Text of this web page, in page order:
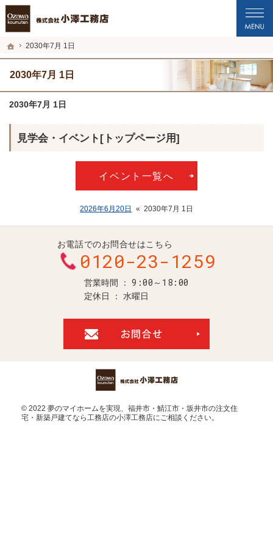
ホーム
2030年7月 1日
2030年7月 1日
プロの目線からご提案。福井市・鯖江市・坂井市の注文住宅・新築戸建てを手が
福井市・鯖江市・坂井市の新築・注文住宅・新築戸建てを手がける工務店なら小澤
2030年7月 1日
見学会・イベント[トップページ用]
イベント一覧へ
2026年6月20日 « 2030年7月 1日
お電話でのお問合せはこちら
0120-23-1259
営業時間 9:00～18:00
定休日 水曜日
© 2022 夢のマイホームを実現、 福井市・鯖江市・坂井市の注文住
宅・新築戸建てなら工務店の小澤工務店にご相談ください。